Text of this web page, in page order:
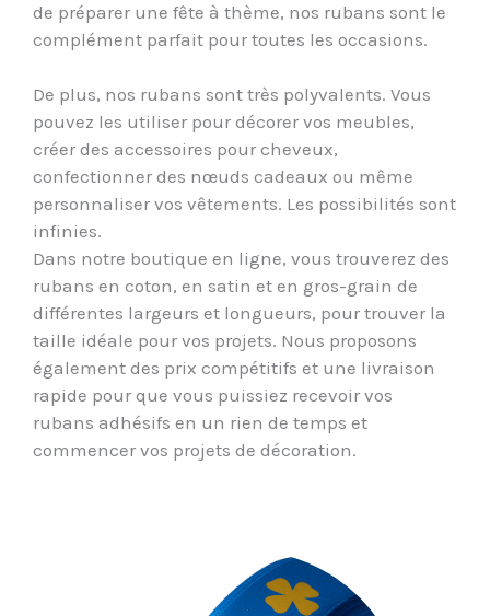
de préparer une fête à thème, nos rubans sont le
complément parfait pour toutes les occasions.
De plus, nos rubans sont très polyvalents. Vous
pouvez les utiliser pour décorer vos meubles,
créer des accessoires pour cheveux,
confectionner des nœuds cadeaux ou même
personnaliser vos vêtements. Les possibilités sont
infinies.
Dans notre boutique en ligne, vous trouverez des
rubans en coton, en satin et en gros-grain de
différentes largeurs et longueurs, pour trouver la
taille idéale pour vos projets. Nous proposons
également des prix compétitifs et une livraison
rapide pour que vous puissiez recevoir vos
rubans adhésifs en un rien de temps et
commencer vos projets de décoration.